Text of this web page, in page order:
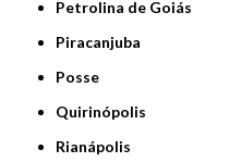
Petrolina de Goiás
Piracanjuba
Posse
Quirinópolis
Rianápolis